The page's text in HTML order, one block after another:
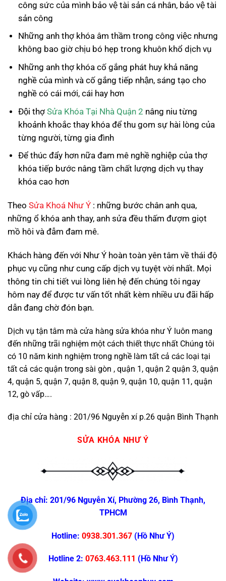
công sức của mình bảo vệ tài sản cá nhân, bảo vệ tài
sản công
Những anh thợ khóa âm thầm trong công việc nhưng
không bao giờ chịu bó hẹp trong khuôn khổ dịch vụ
Những anh thợ khóa cố gắng phát huy khả năng
nghề của mình và cố gắng tiếp nhận, sáng tạo cho
nghề có cái mới, cái hay hơn
Đội thợ Sửa Khóa Tại Nhà Quận 2 nâng niu từng
khoảnh khoắc thay khóa để thu gom sự hài lòng của
từng người, từng gia đình
Để thúc đẩy hơn nữa đam mê nghề nghiệp của thợ
khóa tiếp bước nâng tầm chất lượng dịch vụ thay
khóa cao hơn
Theo Sửa Khoá Như Ý : những bước chân anh qua,
những ổ khóa anh thay, anh sửa đều thấm đượm giọt
mồ hôi và đẫm đam mê.
Khách hàng đến với Như Ý hoàn toàn yên tâm về thái độ
phục vụ cũng như cung cấp dịch vụ tuyệt vời nhất. Mọi
thông tin chi tiết vui lòng liên hệ đến chúng tôi ngay
hôm nay để được tư vấn tốt nhất kèm nhiều ưu đãi hấp
dẫn đang chờ đón bạn.
Dịch vụ tận tâm mà cửa hàng sửa khóa như Ý luôn mang
đến những trãi nghiệm một cách thiết thực nhất Chúng tôi
có 10 năm kinh nghiệm trong nghề làm tất cả các loại tại
tất cả các quận trong sài gòn , quận 1, quận 2 quận 3, quận
4, quận 5, quận 7, quận 8, quận 9, quận 10, quận 11, quận
12, gò vấp….
địa chỉ cửa hàng : 201/96 Nguyễn xí p.26 quận Bình Thạnh
SỬA KHÓA NHƯ Ý
Địa chỉ: 201/96 Nguyễn Xí, Phường 26, Bình Thạnh,
TPHCM
Hotline: 0938.301.367 (Hồ Như Ý)
Hotline 2: 0763.463.111 (Hồ Như Ý)